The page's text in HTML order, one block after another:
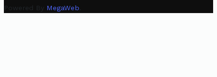
Powered By MegaWeb